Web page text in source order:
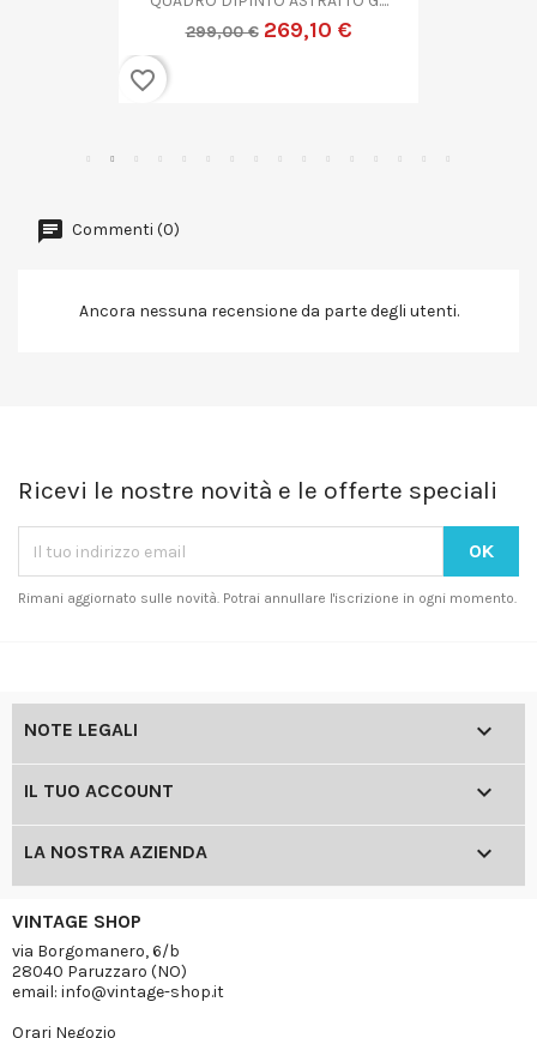
299,00 € 269,10 €
favorite_border
Commenti (0)
Ancora nessuna recensione da parte degli utenti.
Ricevi le nostre novità e le offerte speciali
Rimani aggiornato sulle novità. Potrai annullare l'iscrizione in ogni momento.
NOTE LEGALI 
IL TUO ACCOUNT 
LA NOSTRA AZIENDA 
VINTAGE SHOP
via Borgomanero, 6/b
28040 Paruzzaro (NO)
email: info@vintage-shop.it
Orari Negozio